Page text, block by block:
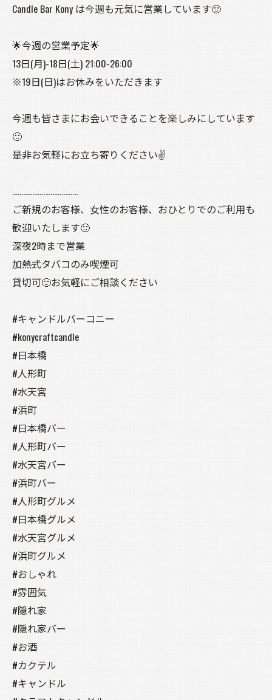
Candle Bar Kony は今週も元気に営業しています🙂
🌟今週の営業予定🌟
13日(月)-18日(土) 21:00-26:00
※19日(日)はお休みをいただきます
今週も皆さまにお会いできることを楽しみにしています
🙂
是非お気軽にお立ち寄りください✌️
………………………………
ご新規のお客様、女性のお客様、おひとりでのご利用も
歓迎いたします🙂
深夜2時まで営業
加熱式タバコのみ喫煙可
貸切可🙂お気軽にご相談ください
#キャンドルバーコニー
#konycraftcandle
#日本橋
#人形町
#水天宮
#浜町
#日本橋バー
#人形町バー
#水天宮バー
#浜町バー
#人形町グルメ
#日本橋グルメ
#水天宮グルメ
#浜町グルメ
#おしゃれ
#雰囲気
#隠れ家
#隠れ家バー
#お酒
#カクテル
#キャンドル